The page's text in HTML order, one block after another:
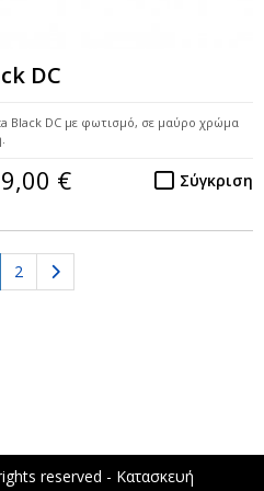
DC
Black DC με φωτισμό, σε μαύρο χρώμα
Σύγκριση
€
2
reserved - Κατασκευή